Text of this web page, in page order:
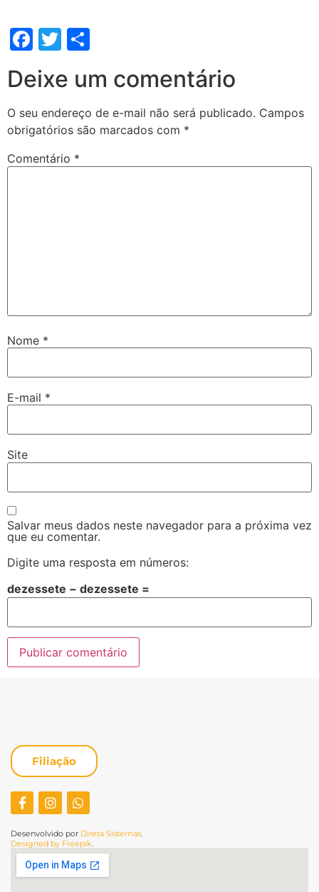
Facebook
Twitter
Deixe um comentário
O seu endereço de e-mail não será publicado. Campos
obrigatórios são marcados com *
Comentário *
Nome *
E-mail *
Site
Salvar meus dados neste navegador para a próxima vez
que eu comentar.
Digite uma resposta em números:
dezessete − dezessete =
Filiação
Desenvolvido por Direta Sistemas.
Designed by Freepik.